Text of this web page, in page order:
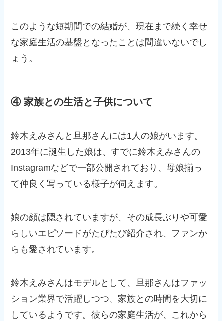
このような短期間での結婚が、現在まで続く幸せ
な家庭生活の基盤となったことは間違いないでし
ょう。
④ 家族との生活と子供について
鈴木えみさんと旦那さんには1人の娘がいます。
2013年に誕生した娘は、すでに鈴木えみさんの
Instagramなどで一部公開されており、母娘揃っ
て仲良く写っている様子が伺えます。
娘の顔は隠されていますが、その成長ぶりや可愛
らしいエピソードがたびたび紹介され、ファンか
らも愛されています。
鈴木えみさんはモデルとして、旦那さんはファッ
ション業界で活躍しつつ、家族との時間を大切に
しているようです。彼らの家庭生活が、これから